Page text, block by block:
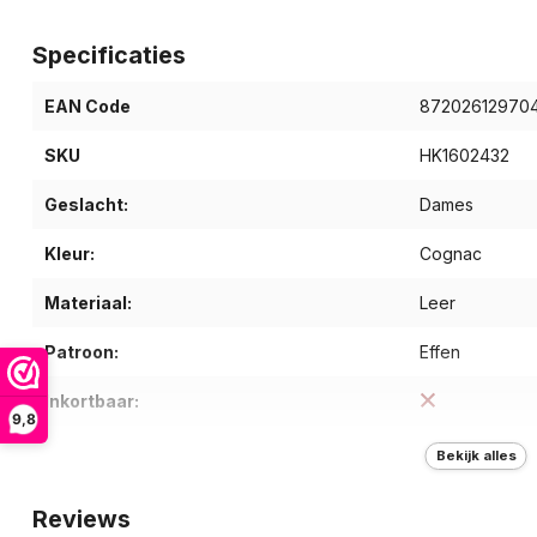
9,8
Specificaties
EAN Code
SKU HK1602432
Geslacht: Dames
Kleur: Cognac
Materiaal: Leer
Patroon: Effen
Inkortbaar:
Broekriem
Bekijk alles
Reviews